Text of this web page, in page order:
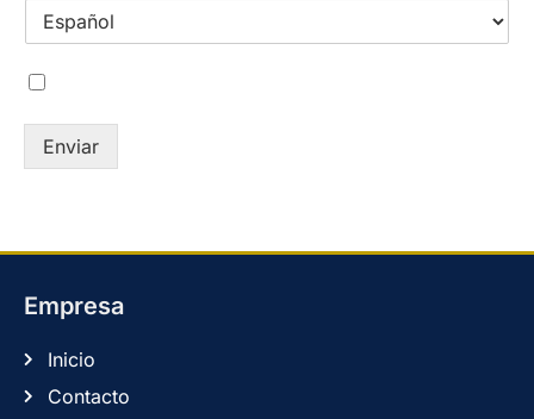
Enviar
Empresa
Inicio
Contacto